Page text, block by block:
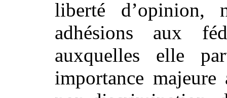
liberté d’opinion,
adhésions aux
auxquelles elle
importance